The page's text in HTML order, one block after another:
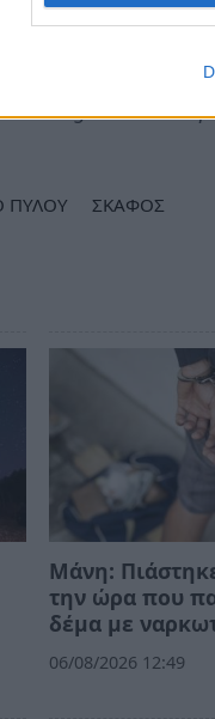
θαλάσσια
Google News και
ΠΥΛΟΥ ΣΚΑΦΟΣ
Μάνη:
την ώρα που
δέμα με
06/08/2026 12:49